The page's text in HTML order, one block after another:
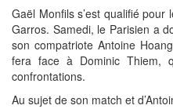
Gaël Monfils s’est qualifié
Garros. Samedi, le Parisien a
son compatriote Antoine
fera face à Dominic Thiem,
confrontations.
Au sujet de son match et